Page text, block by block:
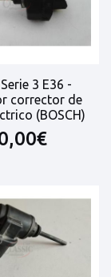
3 E36 -
corrector de
(BOSCH)